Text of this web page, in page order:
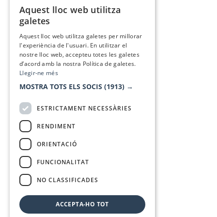
Aquest lloc web utilitza
galetes
Aquest lloc web utilitza galetes per millorar
l'experiència de l'usuari. En utilitzar el
nostre lloc web, accepteu totes les galetes
d’acord amb la nostra Política de galetes.
Llegir-ne més
MOSTRA TOTS ELS SOCIS (1913) →
ESTRICTAMENT NECESSÀRIES
RENDIMENT
ORIENTACIÓ
FUNCIONALITAT
NO CLASSIFICADES
ACCEPTA-HO TOT